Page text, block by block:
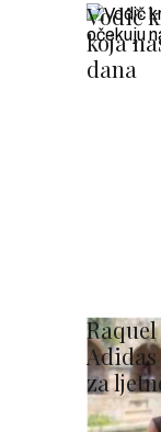
Vodič
koja
dana
Adidas
za